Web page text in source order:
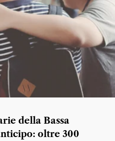
della Bassa
oltre 300